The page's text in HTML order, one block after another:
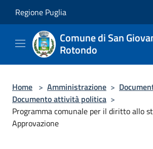
Regione Puglia
Comune di San
Rotondo
Home > Amministrazione >
Documento attività politica >
Programma comunale per il diritto allo
Approvazione